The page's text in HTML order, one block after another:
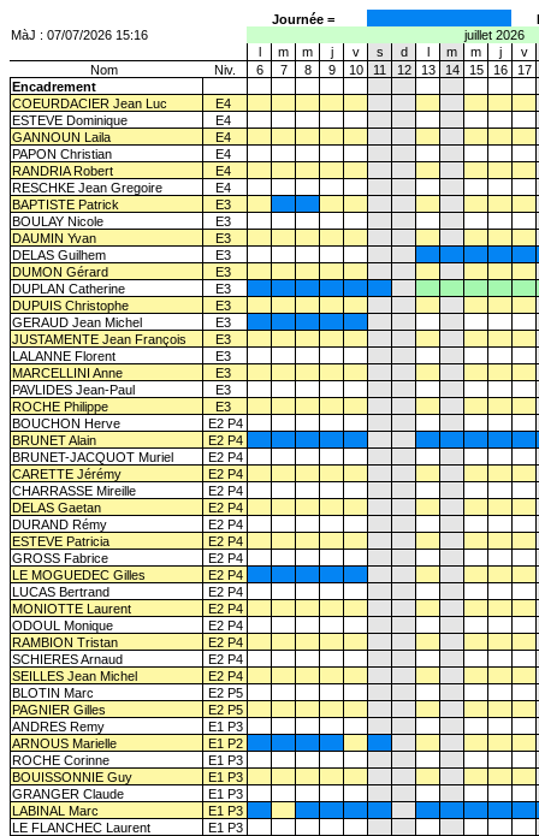
Journée =
MàJ : 07/07/2026 15:16
juillet 2026
l
m m j v s d l m m j
v
Nom
Niv. 6 7 8 9 10 11 12 13 14 15 16
17
Encadrement
COEURDACIER Jean Luc
E4
ESTEVE Dominique
E4
GANNOUN Laila
E4
PAPON Christian
E4
RANDRIA Robert
E4
RESCHKE Jean Gregoire
E4
BAPTISTE Patrick
E3
BOULAY Nicole
E3
DAUMIN Yvan
E3
DELAS Guilhem
E3
DUMON Gérard
E3
DUPLAN Catherine
E3
DUPUIS Christophe
E3
GERAUD Jean Michel
E3
JUSTAMENTE Jean François
E3
LALANNE Florent
E3
MARCELLINI Anne
E3
PAVLIDES Jean-Paul
E3
ROCHE Philippe
E3
BOUCHON Herve
E2 P4
BRUNET Alain
E2 P4
BRUNET-JACQUOT Muriel
E2 P4
CARETTE Jérémy
E2 P4
CHARRASSE Mireille
E2 P4
DELAS Gaetan
E2 P4
DURAND Rémy
E2 P4
ESTEVE Patricia
E2 P4
GROSS Fabrice
E2 P4
LE MOGUEDEC Gilles
E2 P4
LUCAS Bertrand
E2 P4
MONIOTTE Laurent
E2 P4
ODOUL Monique
E2 P4
RAMBION Tristan
E2 P4
SCHIERES Arnaud
E2 P4
SEILLES Jean Michel
E2 P4
BLOTIN Marc
E2 P5
PAGNIER Gilles
E2 P5
ANDRES Remy
E1 P3
ARNOUS Marielle
E1 P2
ROCHE Corinne
E1 P3
BOUISSONNIE Guy
E1 P3
GRANGER Claude
E1 P3
LABINAL Marc
E1 P3
LE FLANCHEC Laurent
E1 P3